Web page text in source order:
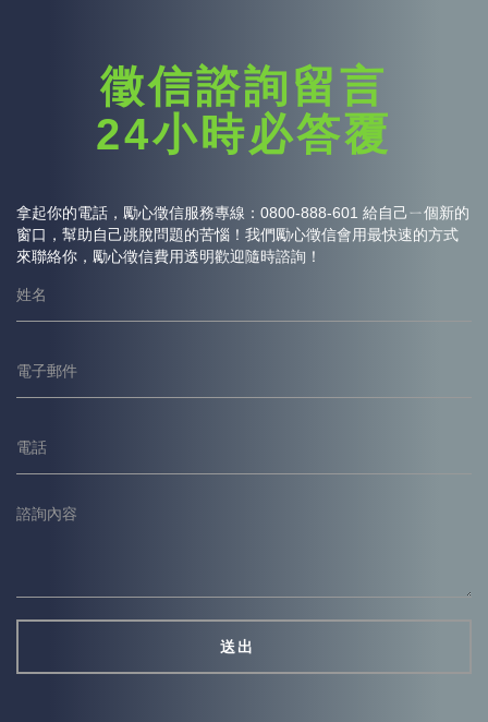
徵信諮詢留言
24小時必答覆
拿起你的電話，勵心徵信服務專線：0800-888-601 給自己ㄧ個新的
窗口，幫助自己跳脫問題的苦惱！我們勵心徵信會用最快速的方式
來聯絡你，勵心徵信費用透明歡迎隨時諮詢！